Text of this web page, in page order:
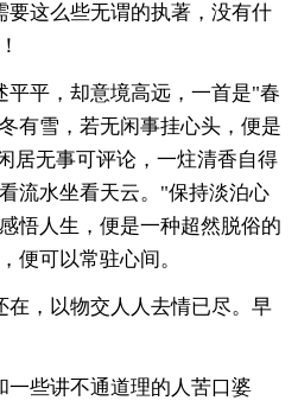
要这么些无谓的执著，没有什
平平，却意境高远，一首是"春
有雪，若无闲事挂心头，便是
居无事可评论，一炷清香自得
流水坐看天云。"保持淡泊心
悟人生，便是一种超然脱俗的
便可以常驻心间。
在，以物交人人去情已尽。早
一些讲不通道理的人苦口婆